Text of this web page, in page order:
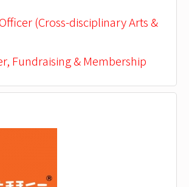
(Cross-disciplinary Arts &
Fundraising & Membership